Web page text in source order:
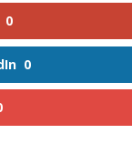
0
0